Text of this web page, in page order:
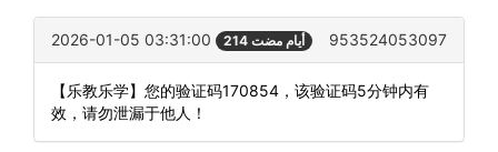
2026-01-05 03:31:00 214 أيام مضت 953524053097
【乐教乐学】您的验证码170854，该验证码5分钟内有
效，请勿泄漏于他人！